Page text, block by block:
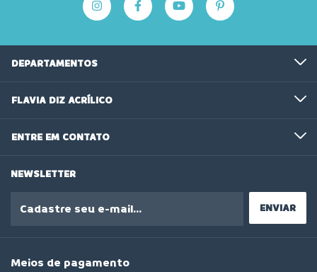
DEPARTAMENTOS
FLAVIA DIZ ACRÍLICO
ENTRE EM CONTATO
NEWSLETTER
Meios de pagamento